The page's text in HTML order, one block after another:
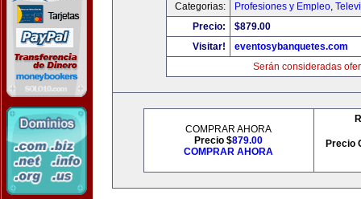
Categorias:
Profesiones y Empleo,
Precio:
$879.00
Visitar!
eventosybanquetes.com
Serán consideradas
COMPRAR AHORA
Precio $879.00
COMPRAR AHORA
Precio